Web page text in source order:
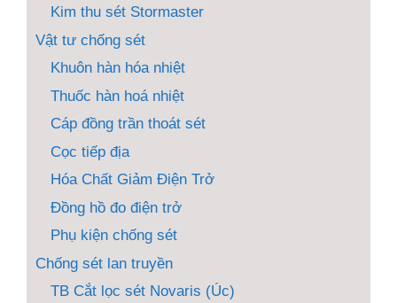
Kim thu sét Stormaster
Vật tư chống sét
Khuôn hàn hóa nhiệt
Thuốc hàn hoá nhiệt
Cáp đồng trần thoát sét
Cọc tiếp địa
Hóa Chất Giảm Điện Trở
Đồng hồ đo điện trở
Phụ kiện chống sét
Chống sét lan truyền
TB Cắt lọc sét Novaris (Úc)